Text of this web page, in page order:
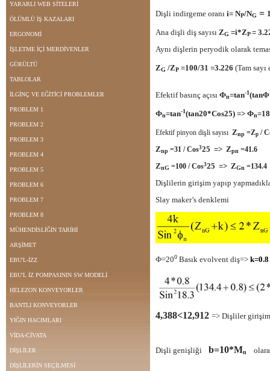
YARARLI WEB SİTELERİ
ÖLÜMLÜ İŞ KAZALARI
ERGONOMİ
İŞLETME İÇİ MERDİVENLER
GÜRÜLTÜ
TABLOLAR
İLGİNÇ VE EĞİTİCİ PROBLEMLER
PROBLEM 1
PROBLEM 2
PROBLEM 3
PROBLEM 4
PROBLEM 5
PROBLEM 6
PROBLEM 7
PROBLEM 8
MÜHENDİSLİĞİN TARİHİ
ARŞİMET
EBU'L-İZZ
EBU'L İZ POMPASININ SW MODELİ
HELEZON KONVEYORLER
BANTLI KONVEYORLER
YIĞIN HACIMLARI
VİDA-CİVATA
DİŞLİLER
DİŞLİLERİN SEÇİLMESİ
Dişli indirgeme oranı i= NP/NG =
Ana dişli diş sayısı ZG =i*ZP=
Aynı dişlerin peryodik olarak
ZG /ZP =100/31 =3.226 (Tam
Efektif basınç açısı Фn=tan-1
Фn=tan-1(tan20*Cos25) => Фn
Efektif pinyon dişli sayısı Znp =Zp /
Znp =31 / Cos325 => Zpn =41.6
ZnG =100 / Cos325 => ZGn =134.4
Dişlilerin girişim yapıp
Slay maker’s denklemi
Ф=200 Basık evolvent diş=> k=0.8
4,388<12,912 => Dişliler
Dişli genişliği b=10*Mn